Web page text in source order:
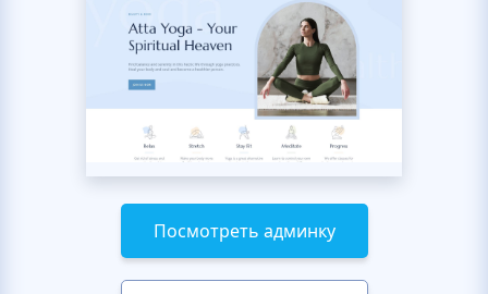
Посмотреть админку